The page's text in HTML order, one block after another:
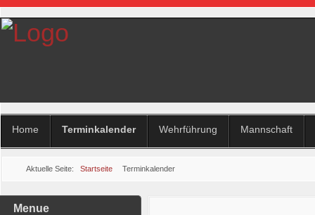
Home Terminkalender Wehrführung Mannschaft
Aktuelle Seite: Startseite Terminkalender
Menue